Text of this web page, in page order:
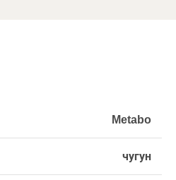
Metabo
чугун